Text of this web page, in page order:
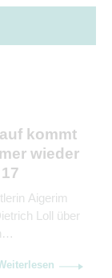
kommt
wieder
Aigerim
Loll über
und